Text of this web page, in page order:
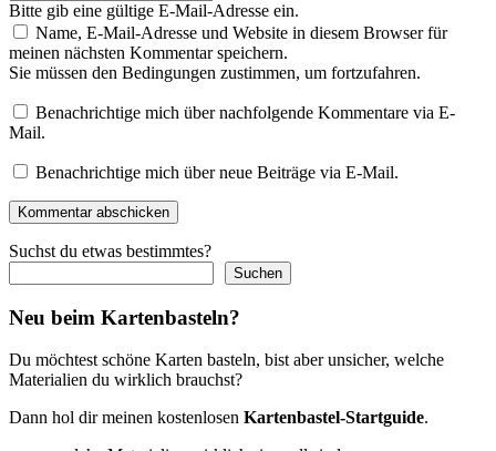
Bitte gib eine gültige E-Mail-Adresse ein.
Name, E-Mail-Adresse und Website in diesem Browser für
meinen nächsten Kommentar speichern.
Sie müssen den Bedingungen zustimmen, um fortzufahren.
Benachrichtige mich über nachfolgende Kommentare via E-
Mail.
Benachrichtige mich über neue Beiträge via E-Mail.
Kommentar abschicken
Suchst du etwas bestimmtes?
Suchen
Neu beim Kartenbasteln?
Du möchtest schöne Karten basteln, bist aber unsicher, welche
Materialien du wirklich brauchst?
Dann hol dir meinen kostenlosen Kartenbastel-Startguide.